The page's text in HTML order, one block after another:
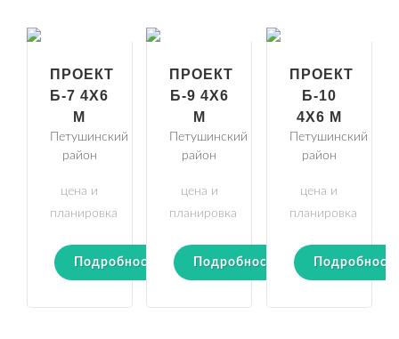
ПРОЕКТ
Б-7 4Х6
М
Петушинский
район
цена и
планировка
Подробности
ПРОЕКТ
Б-9 4Х6
М
Петушинский
район
цена и
планировка
Подробности
ПРОЕКТ
Б-10
4Х6 М
Петушинский
район
цена и
планировка